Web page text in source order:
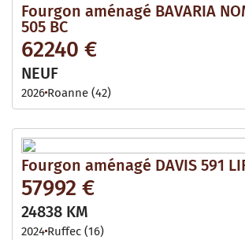
Fourgon aménagé BAVARIA
505 BC
62240 €
NEUF
2026 Roanne (42)
Fourgon aménagé DAVIS 591
57992 €
24838 KM
2024 Ruffec (16)